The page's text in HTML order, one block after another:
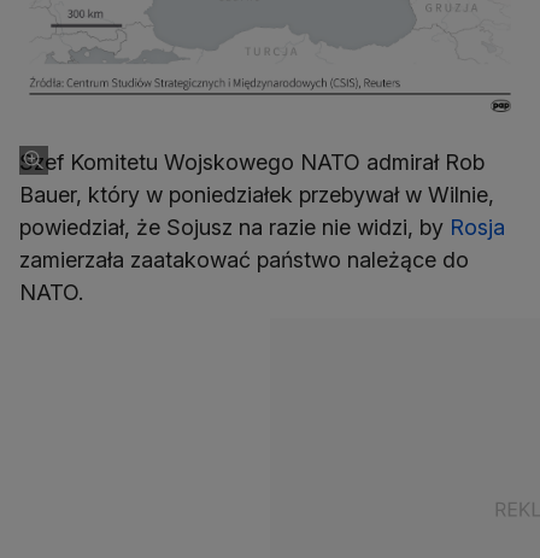
Szef Komitetu Wojskowego NATO admirał Rob
Bauer, który w poniedziałek przebywał w Wilnie,
powiedział, że Sojusz na razie nie widzi, by Rosja
zamierzała zaatakować państwo należące do
NATO.